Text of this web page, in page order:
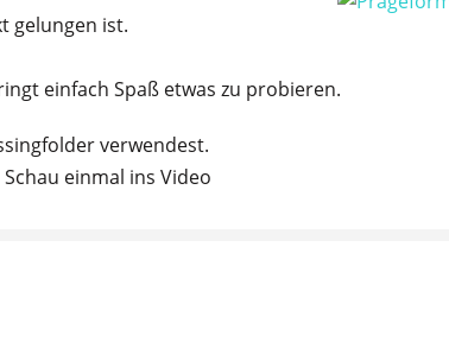
gelungen ist.
einfach Spaß etwas zu probieren.
verwendest.
einmal ins Video